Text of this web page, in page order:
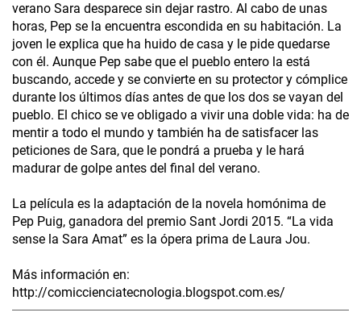
verano Sara desparece sin dejar rastro. Al cabo de unas
horas, Pep se la encuentra escondida en su habitación. La
joven le explica que ha huido de casa y le pide quedarse
con él. Aunque Pep sabe que el pueblo entero la está
buscando, accede y se convierte en su protector y cómplice
durante los últimos días antes de que los dos se vayan del
pueblo. El chico se ve obligado a vivir una doble vida: ha de
mentir a todo el mundo y también ha de satisfacer las
peticiones de Sara, que le pondrá a prueba y le hará
madurar de golpe antes del final del verano.
La película es la adaptación de la novela homónima de
Pep Puig, ganadora del premio Sant Jordi 2015. “La vida
sense la Sara Amat” es la ópera prima de Laura Jou.
Más información en:
http://comiccienciatecnologia.blogspot.com.es/